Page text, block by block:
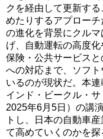
クを経由して更新す
めたりするアプロー
の進化を背景にクル
げ、自動運転の高度化
保険・公共サービス
への対応まで、ソフ
いるのが現状だ。本
インド・ビークル・サ
2025年6月5日）の講
トし、日本の自動車
て高めていくのかを探